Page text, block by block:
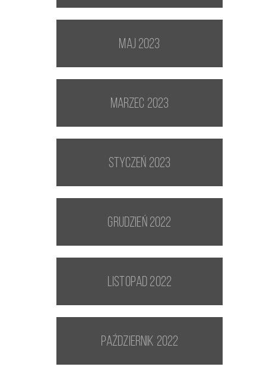
maj 2023
marzec 2023
styczeń 2023
grudzień 2022
listopad 2022
październik 2022